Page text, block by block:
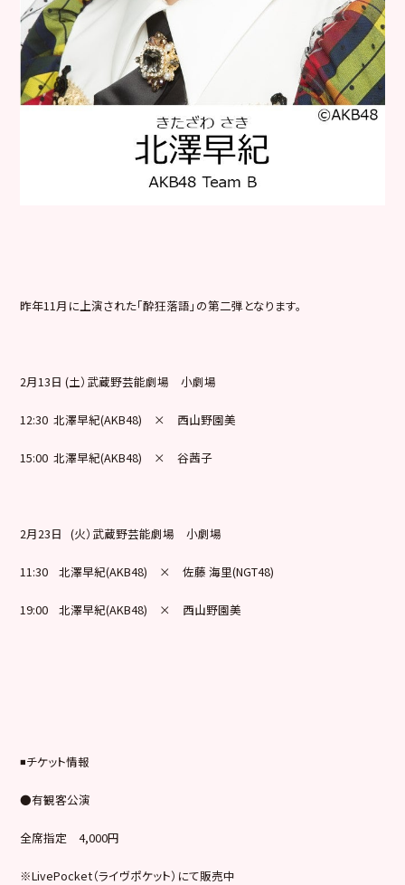
昨年11月に上演された「酔狂落語」の第二弾となります。
2月13日 (土）武蔵野芸能劇場 小劇場
12:30 北澤早紀(AKB48) × 西山野園美
15:00 北澤早紀(AKB48) × 谷茜子
2月23日 (火）武蔵野芸能劇場 小劇場
11:30 北澤早紀(AKB48) × 佐藤 海里(NGT48)
19:00 北澤早紀(AKB48) × 西山野園美
◾️チケット情報
●有観客公演
全席指定 4,000円
※LivePocket（ライヴポケット）にて販売中